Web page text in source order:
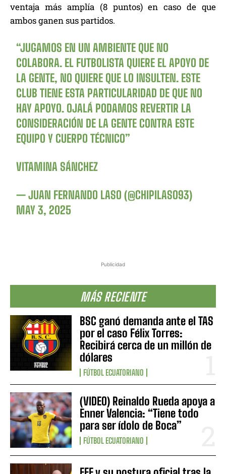
Publicidad
MÁS RECIENTE
BSC ganó demanda ante el TAS
por el caso Félix Torres:
Recibirá cerca de un millón de
dólares
FÚTBOL ECUATORIANO
(VIDEO) Reinaldo Rueda apoya a
Enner Valencia: “Tiene todo
para ser ídolo de Boca”
FÚTBOL ECUATORIANO
ventaja más amplía (8 puntos) en caso de que
ambos ganen sus partidos.
“JUGAMOS EN UN AMBIENTE QUE NO
COLABORA. EL FUTBOLISTA QUIERE EL APOYO DE
LA GENTE, NO QUIERE QUE LO INSULTEN. ESTE
CLUB TIENE ESTA PARTICULARIDAD DE QUE NO
HAY APOYO. OJALÁ PODAMOS REVERTIR LA
CONSIDERACIÓN DE LA GENTE CONTRA ESTE
EQUIPO Y CUERPO TÉCNICO”
VITAMINA SÁNCHEZ
— JUAN FERNANDO LASO (@CHIPILASO93)
MAY 3, 2025